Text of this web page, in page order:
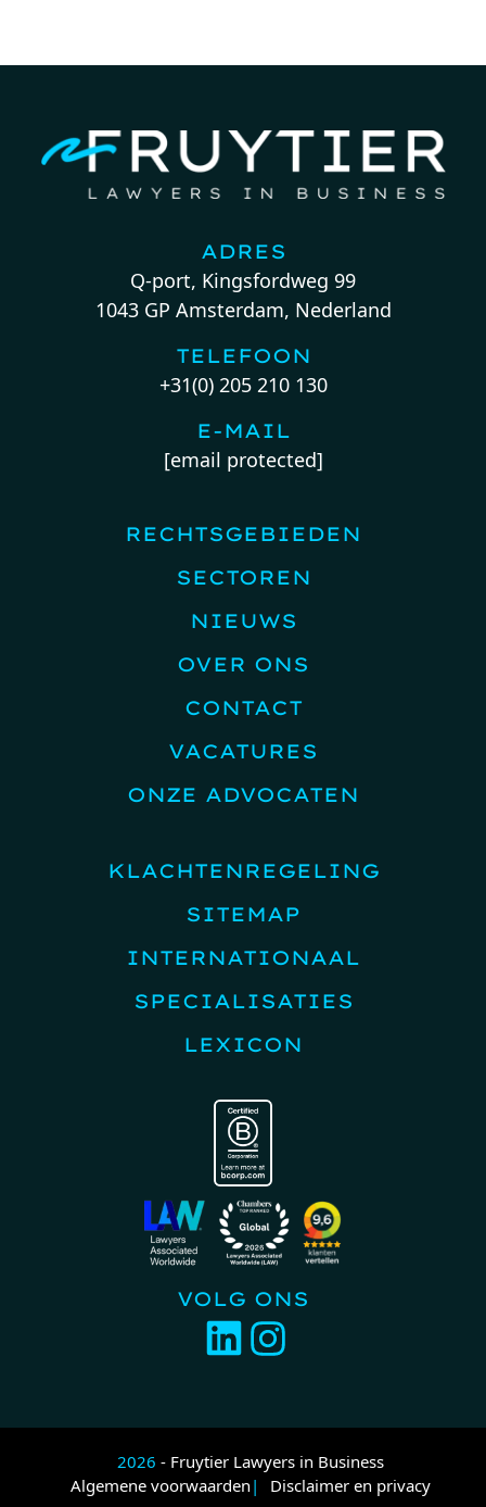
ADRES
Q-port, Kingsfordweg 99
1043 GP Amsterdam, Nederland
TELEFOON
+31(0) 205 210 130
E-MAIL
[email protected]
RECHTSGEBIEDEN
SECTOREN
NIEUWS
OVER ONS
CONTACT
VACATURES
ONZE ADVOCATEN
KLACHTENREGELING
SITEMAP
INTERNATIONAAL
SPECIALISATIES
LEXICON
VOLG ONS
2026 - Fruytier Lawyers in Business
Algemene voorwaarden
Disclaimer en privacy